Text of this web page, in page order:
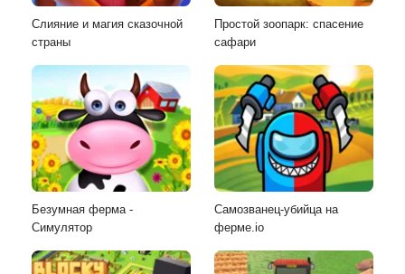
Слияние и магия сказочной
страны
Простой зоопарк: спасение
сафари
Безумная ферма -
Симулятор
Самозванец-убийца на
ферме.io